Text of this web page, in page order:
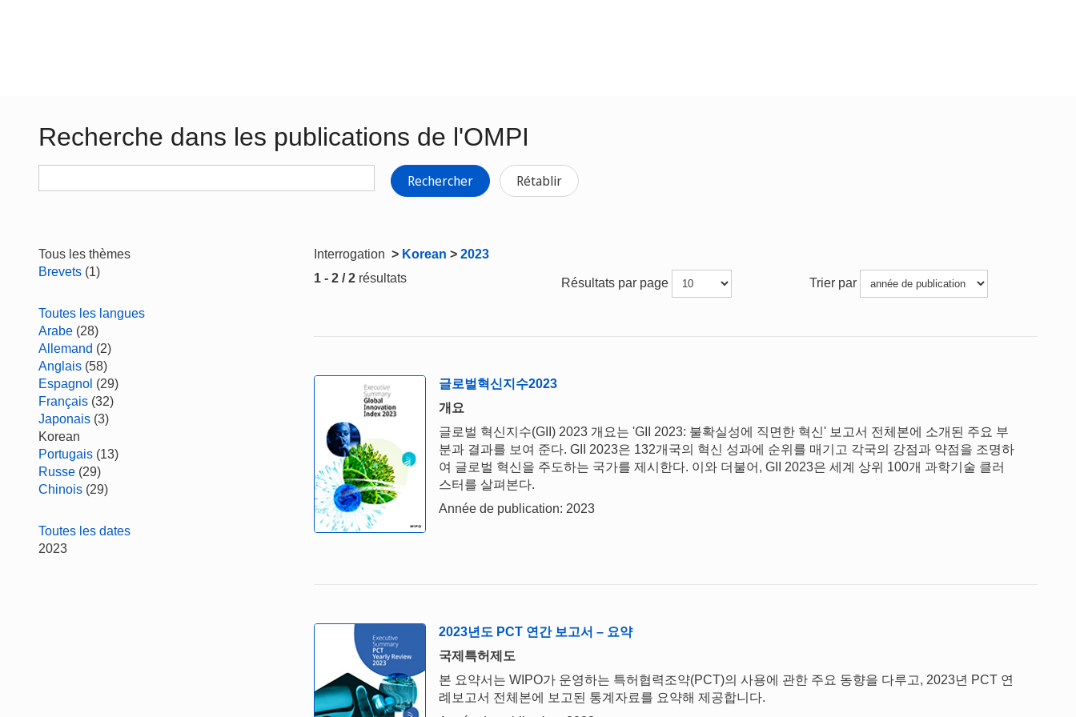
Recherche dans les publications de l'OMPI
Rechercher Rétablir
Tous les thèmes
Brevets (1)
Toutes les langues
Arabe (28)
Allemand (2)
Anglais (58)
Espagnol (29)
Français (32)
Japonais (3)
Korean
Portugais (13)
Russe (29)
Chinois (29)
Toutes les dates
2023
Interrogation > Korean > 2023
1 - 2 / 2 résultats Résultats par page Trier par
글로벌혁신지수2023
개요
글로벌 혁신지수(GII) 2023 개요는 'GII 2023: 불확실성에 직면한 혁신' 보고서 전체본에 소개된 주요 부
분과 결과를 보여 준다. GII 2023은 132개국의 혁신 성과에 순위를 매기고 각국의 강점과 약점을 조명하
여 글로벌 혁신을 주도하는 국가를 제시한다. 이와 더불어, GII 2023은 세계 상위 100개 과학기술 클러
스터를 살펴본다.
Année de publication: 2023
2023년도 PCT 연간 보고서 – 요약
국제특허제도
본 요약서는 WIPO가 운영하는 특허협력조약(PCT)의 사용에 관한 주요 동향을 다루고, 2023년 PCT 연
례보고서 전체본에 보고된 통계자료를 요약해 제공합니다.